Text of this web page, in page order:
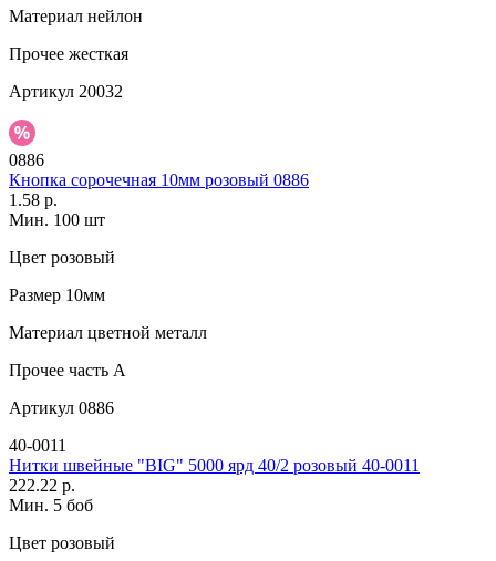
Материал нейлон
Прочее жесткая
Артикул 20032
0886
Кнопка сорочечная 10мм розовый 0886
1.58 р.
Мин. 100 шт
Цвет розовый
Размер 10мм
Материал цветной металл
Прочее часть A
Артикул 0886
40-0011
Нитки швейные "BIG" 5000 ярд 40/2 розовый 40-0011
222.22 р.
Мин. 5 боб
Цвет розовый